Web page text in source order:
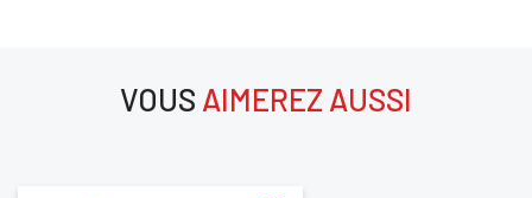
VOUS AIMEREZ AUSSI